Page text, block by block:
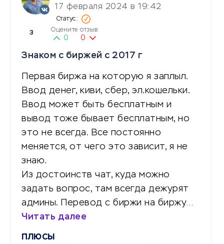
17 февраля 2024 в 19:42
3 Оцените отзыв
0 0
Знаком с биржей с 2017 г
Первая биржа на которую я заплыл.
Ввод денег, киви, сбер, эл.кошельки.
Ввод может быть бесплатным и
вывод тоже бывает бесплатным, но
это не всегда. Все постоянно
меняется, от чего это зависит, я не
знаю.
Из достоинств чат, куда можно
задать вопрос, там всегда дежурят
админы. Перевод с биржи на биржу…
Читать далее
ПЛЮСЫ